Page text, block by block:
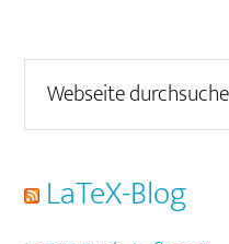
Seitenspalte
Webseite
durchsuchen
LaTeX-Blog